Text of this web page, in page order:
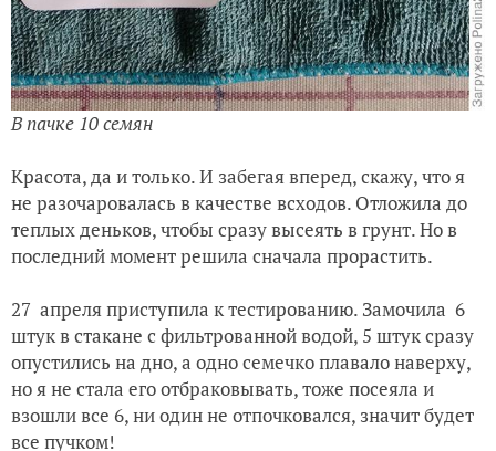
В пачке 10 семян
Красота, да и только. И забегая вперед, скажу, что я
не разочаровалась в качестве всходов. Отложила до
теплых деньков, чтобы сразу высеять в грунт. Но в
последний момент решила сначала прорастить.
27 апреля приступила к тестированию. Замочила 6
штук в стакане с фильтрованной водой, 5 штук сразу
опустились на дно, а одно семечко плавало наверху,
но я не стала его отбраковывать, тоже посеяла и
взошли все 6, ни один не отпочковался, значит будет
все пучком!